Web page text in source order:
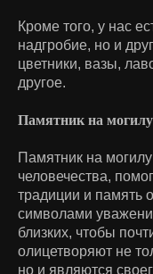
Кроме того, у нас
надгробие, но и
цветники, вазы,
другое.
Памятник на могилу
Памятник на
человечества,
традиции и память
символами
близких, чтобы
олицетворяют не
но и являются